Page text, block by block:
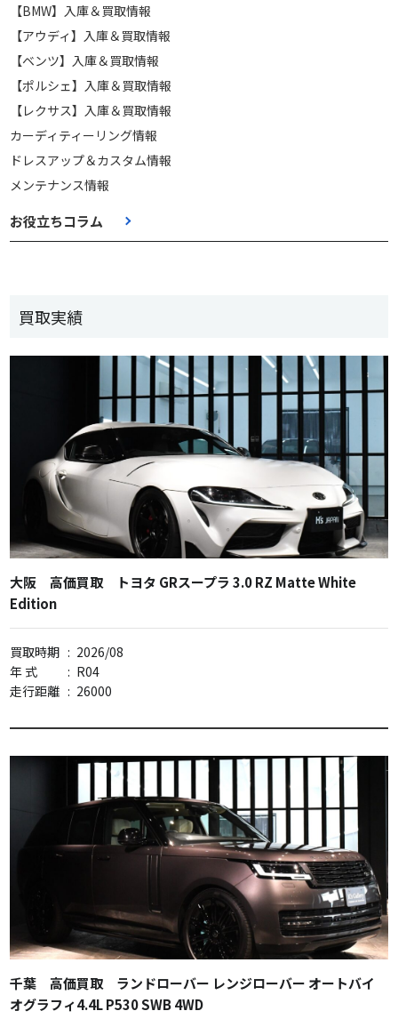
【BMW】入庫＆買取情報
【アウディ】入庫＆買取情報
【ベンツ】入庫＆買取情報
【ポルシェ】入庫＆買取情報
【レクサス】入庫＆買取情報
カーディティーリング情報
ドレスアップ＆カスタム情報
メンテナンス情報
お役立ちコラム
買取実績
大阪 高価買取 トヨタ GRスープラ 3.0 RZ Matte White
Edition
買取時期 : 2026/08
年 式
: R04
走行距離 : 26000
千葉 高価買取 ランドローバー レンジローバー オートバイ
オグラフィ4.4L P530 SWB 4WD